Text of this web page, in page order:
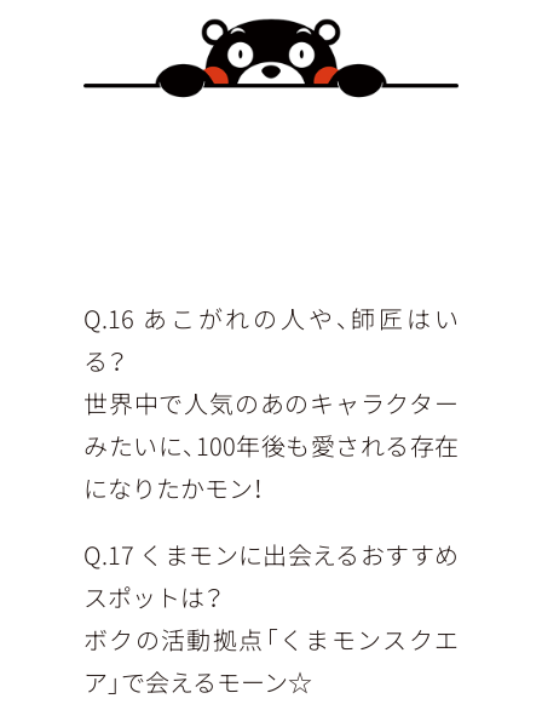
Q.16 あこがれの人や、師匠はい
る？
世界中で人気のあのキャラクター
みたいに、100年後も愛される存在
になりたかモン！
Q.17 くまモンに出会えるおすすめ
スポットは？
ボクの活動拠点「くまモンスクエ
ア」で会えるモーン☆